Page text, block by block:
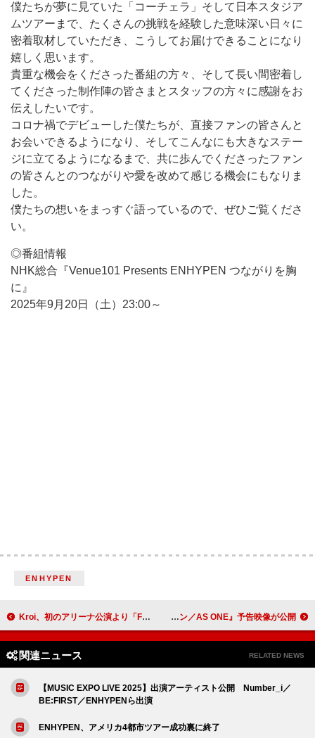
僕たちが夢に見ていた「コーチェラ」そして日本スタジア
ムツアーまで、たくさんの挑戦を経験した意味深い日々に
密着取材していただき、こうしてお届けできることになり
嬉しく思います。
貴重な機会をくださった番組の方々、そして長い間密着し
てくださった制作陣の皆さまとスタッフの方々に感謝をお
伝えしたいです。
コロナ禍でデビューした僕たちが、直接ファンの皆さんと
お会いできるようになり、そしてこんなにも大きなステー
ジに立てるようになるまで、共に歩んでくださったファン
の皆さんとのつながりや愛を改めて感じる機会にもなりま
した。
僕たちの想いをまっすぐ語っているので、ぜひご覧くださ
い。
◎番組情報
NHK総合『Venue101 Presents ENHYPEN つながりを胸
に』
2025年9月20日（土）23:00～
ENHYPEN
Kroi、初のアリーナ公演より「Fire Brain」ライブ映像を公開 RUKI（JO1・白岩瑠姫）による主題歌「巡星」入り『アズワン／AS ONE』予告映像が公開
関連ニュース RELATED NEWS
【MUSIC EXPO LIVE 2025】出演アーティスト公開 Number_i／
BE:FIRST／ENHYPENら出演
ENHYPEN、アメリカ4都市ツアー成功裏に終了